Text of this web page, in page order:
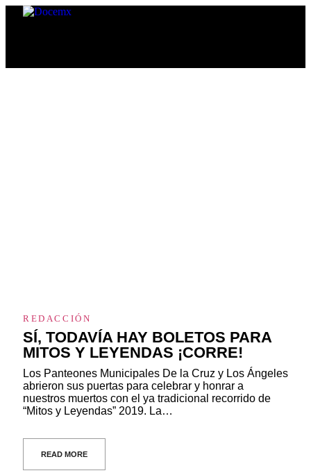
REDACCIÓN
SÍ, TODAVÍA HAY BOLETOS PARA
MITOS Y LEYENDAS ¡CORRE!
Los Panteones Municipales De la Cruz y Los Ángeles
abrieron sus puertas para celebrar y honrar a
nuestros muertos con el ya tradicional recorrido de
“Mitos y Leyendas” 2019. La…
READ MORE